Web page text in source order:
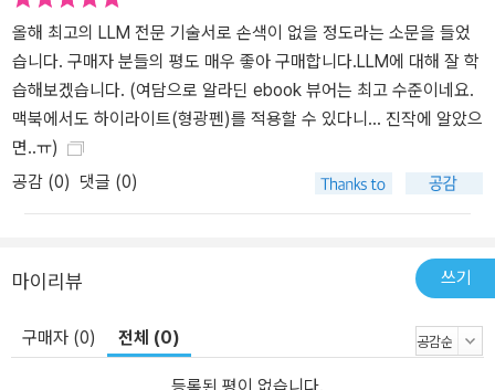
이 큰 모델을 작은 GPU에서도 학습시킬 수 있는 방법을 알아본다. 이
책에서 개발 환경으로 사용하는 구글 코랩(Colab)은 무료 버전에서
는 메모리가 16GB인 GPU를 지원한다. 모델 자체의 용량만 10GB가
넘는 언어 모델을 어떻게 메모리가 16GB인 작은 GPU에서 학습시킬
수 있는지 5장에서 확인할 수 있다. 6장 ‘sLLM 학습하기’에서는 직접
작은 언어 모델(sLLM)을 실습데이터로 학습시켜 자연어에서 SQL을
생성하는 Text2SQL 모델을 만들어 본다. Text2SQL 모델은 기업에
서 자주 발생하는 데이터 추출 요청을 언어 모델이 수행함으로써 데
접근성을 높이는 데 기여할 수 있다. 6장에서는 LLM을 통한 학습 데
이터의 생성과 LLM미세 조정을 통해 준수한 성능의 sLLM을 만드는
방법을 알아본다. 7장 ‘모델 가볍게 만들기’에서는 언어 모델을 작게
만드는 방법과 효율적으로 추론하도록 만드는 방법을 알아본다. sLL
M을 활용하는 경우 대부분의 GPU 비용은 학습이 아닌 서빙에서 발
올해 최고의 LLM 전문 기술서로 손색이 없을 정도라는 소문을 들었
습니다. 구매자 분들의 평도 매우 좋아 구매합니다.LLM에 대해 잘 학
습해보겠습니다. (여담으로 알라딘 ebook 뷰어는 최고 수준이네요.
맥북에서도 하이라이트(형광펜)를 적용할 수 있다니... 진작에 알았으
면..ㅠ)
공감 (0) 댓글 (0)
마이리뷰 쓰기
구매자 (0) 전체 (0)